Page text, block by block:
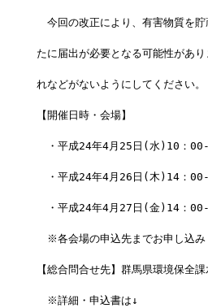
今回の改正により、有害物質を
たに届出が必要となる可能性があ
れなどがないようにしてください。
【開催日時・会場】
・平成24年4月25日(水)10：00-
・平成24年4月26日(木)14：00-
・平成24年4月27日(金)14：00-
※各会場の申込先までお申し込み
【総合問合せ先】群馬県環境保
※詳細・申込書は↓